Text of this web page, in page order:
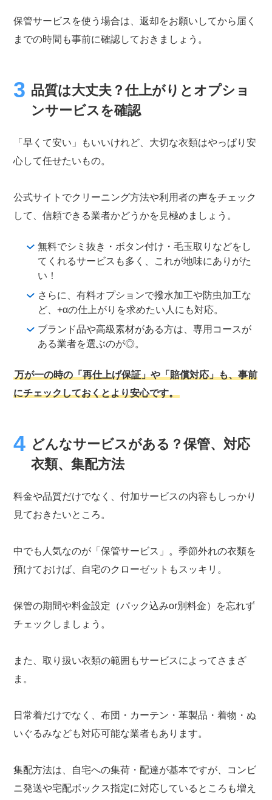
保管サービスを使う場合は、返却をお願いしてから届く
までの時間も事前に確認しておきましょう。
品質は大丈夫？仕上がりとオプショ
ンサービスを確認
「早くて安い」もいいけれど、大切な衣類はやっぱり安
心して任せたいもの。
公式サイトでクリーニング方法や利用者の声をチェック
して、信頼できる業者かどうかを見極めましょう。
無料でシミ抜き・ボタン付け・毛玉取りなどをし
てくれるサービスも多く、これが地味にありがた
い！
さらに、有料オプションで撥水加工や防虫加工な
ど、+αの仕上がりを求めたい人にも対応。
ブランド品や高級素材がある方は、専用コースが
ある業者を選ぶのが◎。
万が一の時の「再仕上げ保証」や「賠償対応」も、事前
にチェックしておくとより安心です。
どんなサービスがある？保管、対応
衣類、集配方法
料金や品質だけでなく、付加サービスの内容もしっかり
見ておきたいところ。
中でも人気なのが「保管サービス」。季節外れの衣類を
預けておけば、自宅のクローゼットもスッキリ。
保管の期間や料金設定（パック込みor別料金）を忘れず
チェックしましょう。
また、取り扱い衣類の範囲もサービスによってさまざ
ま。
日常着だけでなく、布団・カーテン・革製品・着物・ぬ
いぐるみなども対応可能な業者もあります。
集配方法は、自宅への集荷・配達が基本ですが、コンビ
ニ発送や宅配ボックス指定に対応しているところも増え